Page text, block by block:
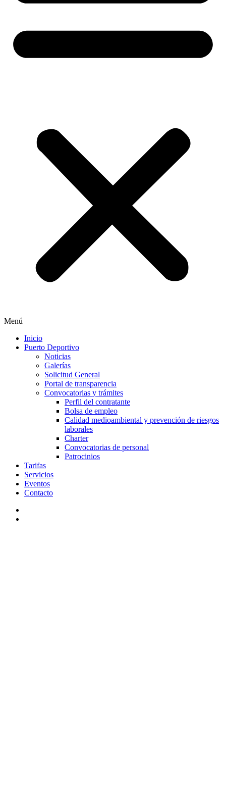
Menú
Inicio
Puerto Deportivo
Noticias
Galerías
Solicitud General
Portal de transparencia
Convocatorias y trámites
Perfil del contratante
Bolsa de empleo
Calidad medioambiental y prevención de riesgos
laborales
Charter
Convocatorias de personal
Patrocinios
Tarifas
Servicios
Eventos
Contacto